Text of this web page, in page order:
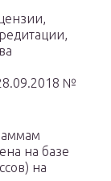
№
на базе
на